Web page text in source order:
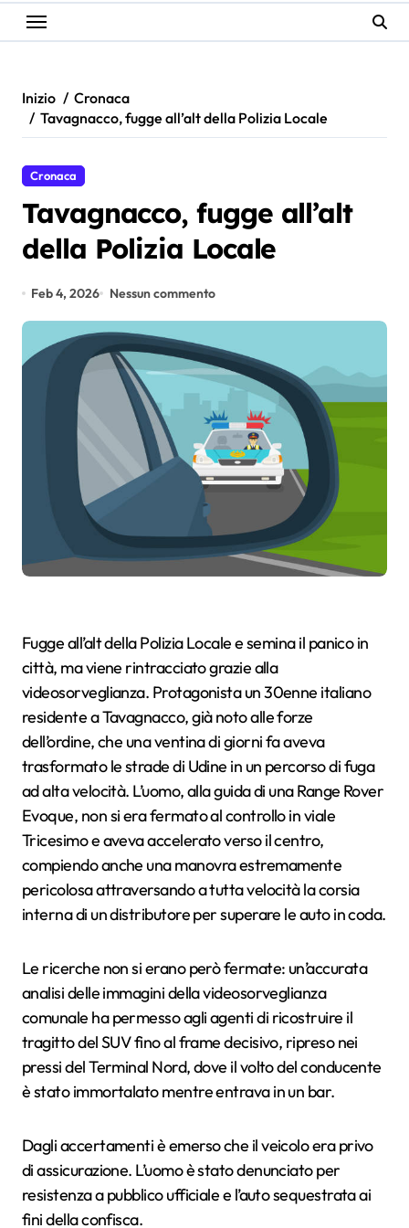
Inizio
Cronaca
Tavagnacco, fugge all’alt della Polizia Locale
Cronaca
Tavagnacco, fugge all’alt
della Polizia Locale
Feb 4, 2026 Nessun commento
Fugge all’alt della Polizia Locale e semina il panico in
città, ma viene rintracciato grazie alla
videosorveglianza. Protagonista un 30enne italiano
residente a Tavagnacco, già noto alle forze
dell’ordine, che una ventina di giorni fa aveva
trasformato le strade di Udine in un percorso di fuga
ad alta velocità. L’uomo, alla guida di una Range Rover
Evoque, non si era fermato al controllo in viale
Tricesimo e aveva accelerato verso il centro,
compiendo anche una manovra estremamente
pericolosa attraversando a tutta velocità la corsia
interna di un distributore per superare le auto in coda.
Le ricerche non si erano però fermate: un’accurata
analisi delle immagini della videosorveglianza
comunale ha permesso agli agenti di ricostruire il
tragitto del SUV fino al frame decisivo, ripreso nei
pressi del Terminal Nord, dove il volto del conducente
è stato immortalato mentre entrava in un bar.
Dagli accertamenti è emerso che il veicolo era privo
di assicurazione. L’uomo è stato denunciato per
resistenza a pubblico ufficiale e l’auto sequestrata ai
fini della confisca.